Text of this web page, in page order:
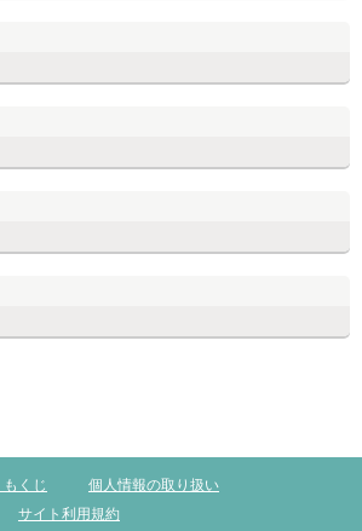
くじ
個人情報の取り扱い
サイト利用規約